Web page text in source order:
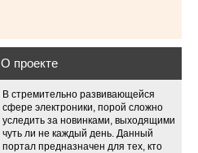
О проекте
В стремительно развивающейся
сфере электроники, порой сложно
уследить за новинками, выходящими
чуть ли не каждый день. Данный
портал предназначен для тех, кто